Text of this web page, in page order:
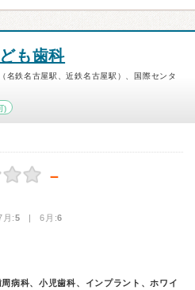
も歯科
名鉄名古屋駅、近鉄名古屋駅）、国際センタ
)
－
:5 | 6月:6
病科、小児歯科、インプラント、ホワイ